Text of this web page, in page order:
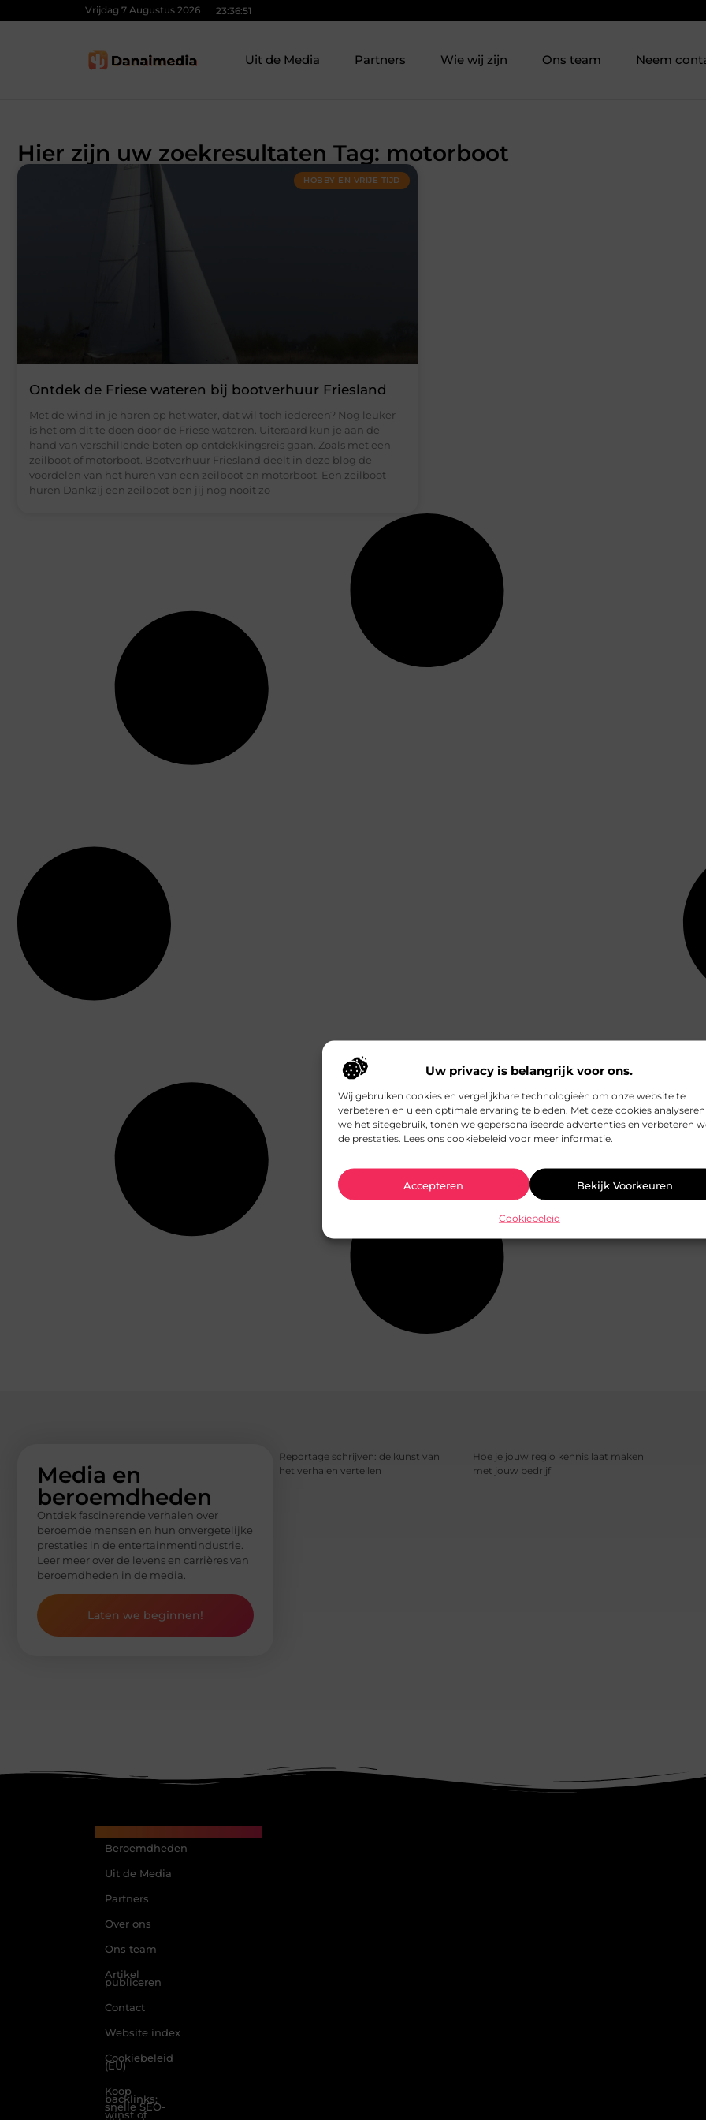
Uw privacy is belangrijk voor ons.
Wij gebruiken cookies en vergelijkbare technologieën om onze website te
verbeteren en u een optimale ervaring te bieden. Met deze cookies analyseren
we het sitegebruik, tonen we gepersonaliseerde advertenties en verbeteren
de prestaties. Lees ons cookiebeleid voor meer informatie.
Accepteren Bekijk Voorkeuren
Cookiebeleid
Vrijdag 7 Augustus 2026 23:36:51
Uit de Media Partners Wie wij zijn Ons team Neem
Hier zijn uw zoekresultaten Tag: motorboot
HOBBY EN VRIJE TIJD
Ontdek de Friese wateren bij bootverhuur Friesland
Met de wind in je haren op het water, dat wil toch iedereen? Nog leuker
is het om dit te doen door de Friese wateren. Uiteraard kun je aan de
hand van verschillende boten op ontdekkingsreis gaan. Zoals met een
zeilboot of motorboot. Bootverhuur Friesland deelt in deze blog de
voordelen van het huren van een zeilboot en motorboot. Een zeilboot
huren Dankzij een zeilboot ben jij nog nooit zo
Media en
beroemdheden
Ontdek fascinerende verhalen over
beroemde mensen en hun onvergetelijke
prestaties in de entertainmentindustrie.
Leer meer over de levens en carrières van
beroemdheden in de media.
Laten we beginnen!
Reportage schrijven: de kunst van
het verhalen vertellen
Hoe je jouw regio kennis laat maken
met jouw bedrijf
Beroemdheden
Uit de Media
Partners
Over ons
Ons team
Artikel
publiceren
Contact
Website index
Cookiebeleid
(EU)
Koop
backlinks:
snelle SEO-
winst of